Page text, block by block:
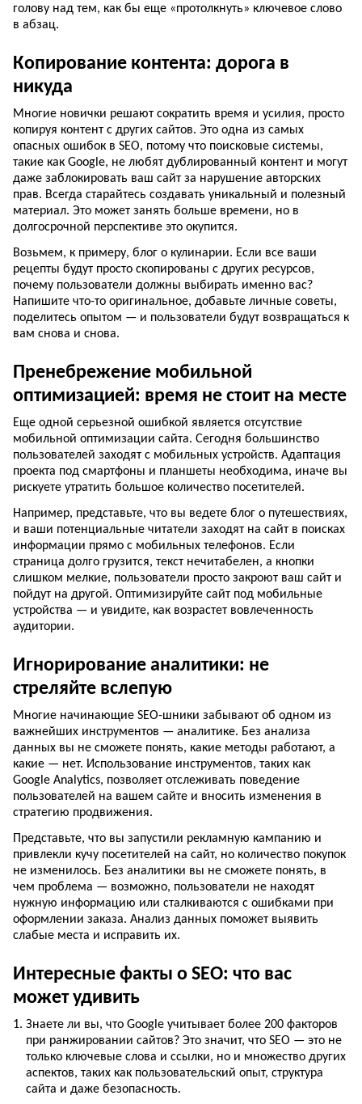
голову над тем, как бы еще «протолкнуть» ключевое слово
в абзац.
Копирование контента: дорога в
никуда
Многие новички решают сократить время и усилия, просто
копируя контент с других сайтов. Это одна из самых
опасных ошибок в SEO, потому что поисковые системы,
такие как Google, не любят дублированный контент и могут
даже заблокировать ваш сайт за нарушение авторских
прав. Всегда старайтесь создавать уникальный и полезный
материал. Это может занять больше времени, но в
долгосрочной перспективе это окупится.
Возьмем, к примеру, блог о кулинарии. Если все ваши
рецепты будут просто скопированы с других ресурсов,
почему пользователи должны выбирать именно вас?
Напишите что-то оригинальное, добавьте личные советы,
поделитесь опытом — и пользователи будут возвращаться к
вам снова и снова.
Пренебрежение мобильной
оптимизацией: время не стоит на месте
Еще одной серьезной ошибкой является отсутствие
мобильной оптимизации сайта. Сегодня большинство
пользователей заходят с мобильных устройств. Адаптация
проекта под смартфоны и планшеты необходима, иначе вы
рискуете утратить большое количество посетителей.
Например, представьте, что вы ведете блог о путешествиях,
и ваши потенциальные читатели заходят на сайт в поисках
информации прямо с мобильных телефонов. Если
страница долго грузится, текст нечитабелен, а кнопки
слишком мелкие, пользователи просто закроют ваш сайт и
пойдут на другой. Оптимизируйте сайт под мобильные
устройства — и увидите, как возрастет вовлеченность
аудитории.
Игнорирование аналитики: не
стреляйте вслепую
Многие начинающие SEO-шники забывают об одном из
важнейших инструментов — аналитике. Без анализа
данных вы не сможете понять, какие методы работают, а
какие — нет. Использование инструментов, таких как
Google Analytics, позволяет отслеживать поведение
пользователей на вашем сайте и вносить изменения в
стратегию продвижения.
Представьте, что вы запустили рекламную кампанию и
привлекли кучу посетителей на сайт, но количество покупок
не изменилось. Без аналитики вы не сможете понять, в
чем проблема — возможно, пользователи не находят
нужную информацию или сталкиваются с ошибками при
оформлении заказа. Анализ данных поможет выявить
слабые места и исправить их.
Интересные факты о SEO: что вас
может удивить
Знаете ли вы, что Google учитывает более 200 факторов
при ранжировании сайтов? Это значит, что SEO — это не
только ключевые слова и ссылки, но и множество других
аспектов, таких как пользовательский опыт, структура
сайта и даже безопасность.